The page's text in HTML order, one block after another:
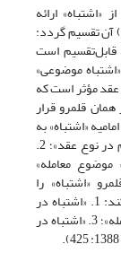
ارائه
آن تقسیم گردد:
قابل‌تقسیم است
را به «اشتباه موضوعی»
عقد مؤثر است که
قلمرو قرار
در فقه امامیه «اشتباه» به
سه دسته قابل‌تقسیم است: 1. «اشتباه و سوءتفاهم در نوع عقد»؛ 2.
در ذات موضوع معامله»
قلمرو «اشتباه» را
گسترده‌تر دانسته و آن را به چهار گروه تقسیم می‌کند: 1. «اشتباه در
خود موضوع معامله»؛ 2. «اشتباه در شخص طرف معامله»؛ 3. «اشتباه در